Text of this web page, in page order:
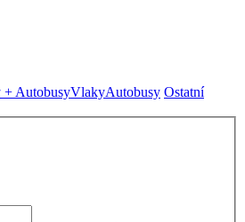
AutobusyVlakyAutobusy Ostatní